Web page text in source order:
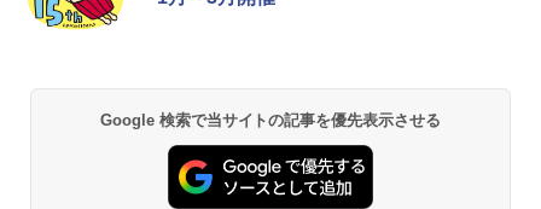
￥2,695
A09 地球の歩き方 イタリア 2026～2027 地
球の歩き方A ヨーロッパ
￥2,479
￥6,830
PYKES PEAK (パイクスピーク) 着替えテン
ト プライバシー テント 【中が透けない】 1
人用 折りたたみ 防災グッズ 災害用トイレ ビ
【日本企業販売】超強力クマ対策スプレー 30
0ml（連続噴射30秒）110ml（連続噴射15
秒）射程5～10m 安全ロック搭載 携帯収納袋
Google 検索で当サイトの記事を優先表示させる